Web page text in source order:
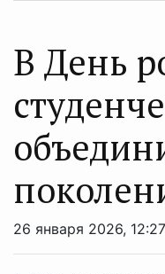
В День
26 января 2026,